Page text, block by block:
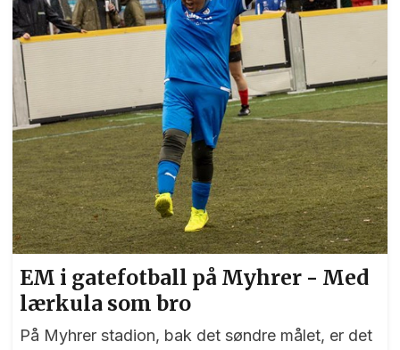
EM i gatefotball på Myhrer - Med
lærkula som bro
På Myhrer stadion, bak det søndre målet, er det